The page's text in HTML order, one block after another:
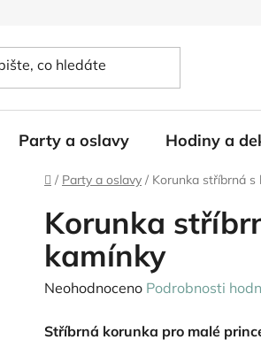
Party a oslavy Hodiny a
Domů
/ Party a oslavy / Korunka stříbrná s
Korunka
kamínky
Průměrné
produktu
Neohodnoceno Podrobnosti
Stříbrná korunka pro malé